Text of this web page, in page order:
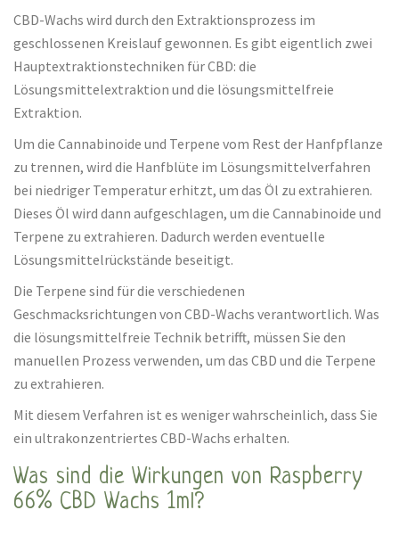
CBD-Wachs wird durch den Extraktionsprozess im
geschlossenen Kreislauf gewonnen. Es gibt eigentlich zwei
Hauptextraktionstechniken für CBD: die
Lösungsmittelextraktion und die lösungsmittelfreie
Extraktion.
Um die Cannabinoide und Terpene vom Rest der Hanfpflanze
zu trennen, wird die Hanfblüte im Lösungsmittelverfahren
bei niedriger Temperatur erhitzt, um das Öl zu extrahieren.
Dieses Öl wird dann aufgeschlagen, um die Cannabinoide und
Terpene zu extrahieren. Dadurch werden eventuelle
Lösungsmittelrückstände beseitigt.
Die Terpene sind für die verschiedenen
Geschmacksrichtungen von CBD-Wachs verantwortlich. Was
die lösungsmittelfreie Technik betrifft, müssen Sie den
manuellen Prozess verwenden, um das CBD und die Terpene
zu extrahieren.
Mit diesem Verfahren ist es weniger wahrscheinlich, dass Sie
ein ultrakonzentriertes CBD-Wachs erhalten.
Was sind die Wirkungen von Raspberry
66% CBD Wachs 1ml?